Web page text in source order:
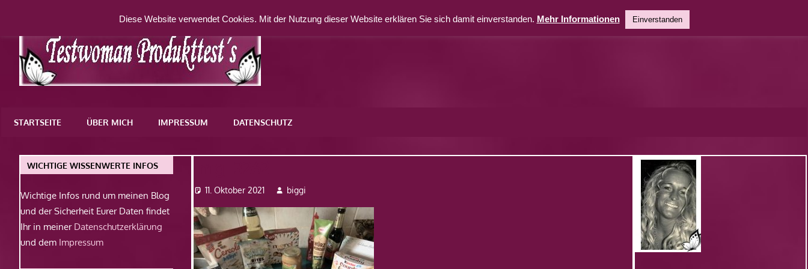
springen
WordPress-
STARTSEITE ÜBER MICH IMPRESSUM DATENSCHUTZ
11. Oktober 2021 biggi
WICHTIGE WISSENWERTE INFOS
Wichtige Infos rund um meinen Blog
und der Sicherheit Eurer Daten findet
Ihr in meiner Datenschutzerklärung
und dem Impressum
Diese Website verwendet Cookies. Mit der Nutzung dieser Website erklären Sie sich damit einverstanden. Mehr Informationen Einverstanden